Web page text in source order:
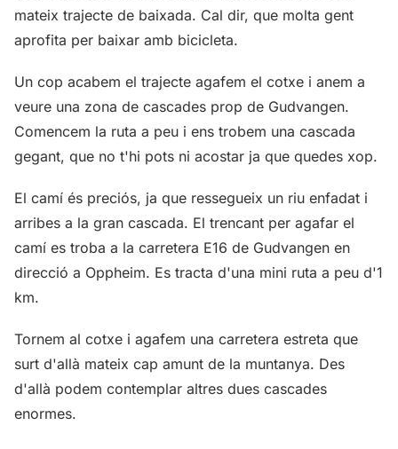
mateix trajecte de baixada. Cal dir, que molta gent
aprofita per baixar amb bicicleta.
Un cop acabem el trajecte agafem el cotxe i anem a
veure una zona de cascades prop de Gudvangen.
Comencem la ruta a peu i ens trobem una cascada
gegant, que no t'hi pots ni acostar ja que quedes xop.
El camí és preciós, ja que ressegueix un riu enfadat i
arribes a la gran cascada. El trencant per agafar el
camí es troba a la carretera E16 de Gudvangen en
direcció a Oppheim. Es tracta d'una mini ruta a peu d'1
km.
Tornem al cotxe i agafem una carretera estreta que
surt d'allà mateix cap amunt de la muntanya. Des
d'allà podem contemplar altres dues cascades
enormes.